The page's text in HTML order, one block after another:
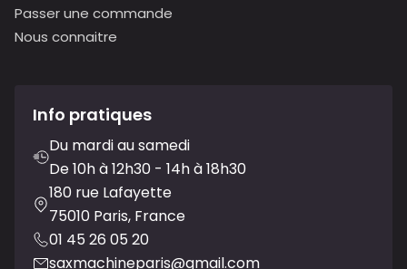
Passer une commande
Nous connaitre
Info pratiques
Du mardi au samedi
De 10h à 12h30 - 14h à 18h30
180 rue Lafayette
75010 Paris, France
01 45 26 05 20
saxmachineparis@gmail.com